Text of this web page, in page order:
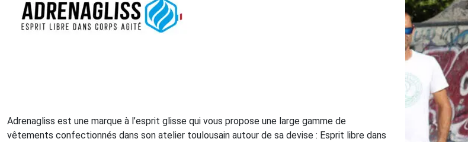
Adrenagliss est une marque à l’esprit glisse qui vous propose une large gamme de
vêtements confectionnés dans son atelier toulousain autour de sa devise : Esprit libre dans